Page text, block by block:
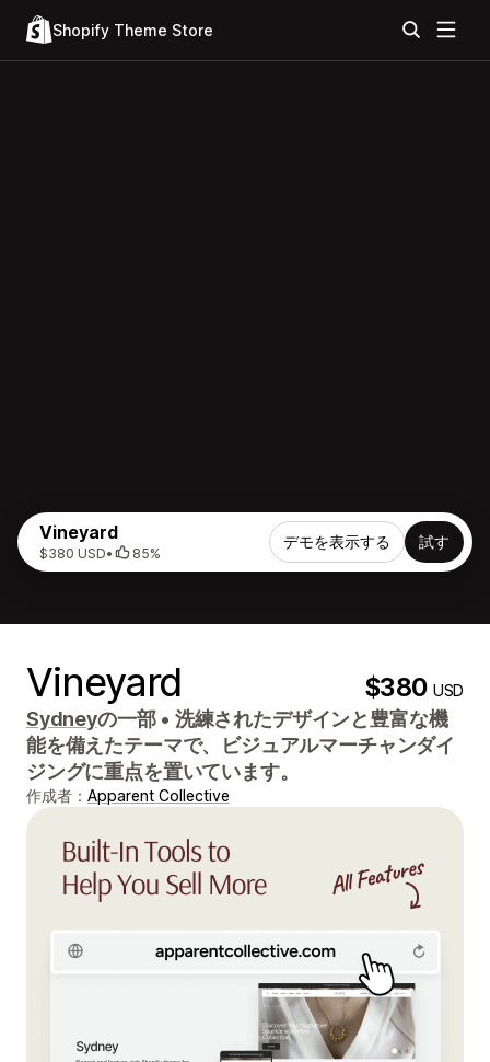
Shopify Theme Store
Vineyard
$380 USD• 85%
デモを表示する 試す
Vineyard $380USD
Sydneyの一部 • 洗練されたデザインと豊富な機
能を備えたテーマで、ビジュアルマーチャンダイ
ジングに重点を置いています。
作成者： Apparent Collective